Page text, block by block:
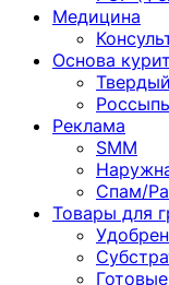
Медицина
Основа
Твердый
Россыпь
Реклама
SMM
Спам/
Товары для